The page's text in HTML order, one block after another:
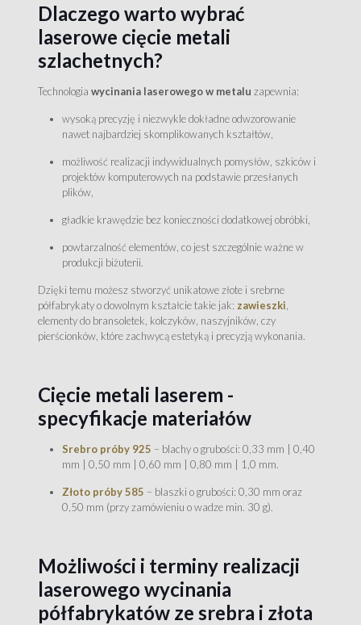
Dlaczego warto wybrać
laserowe cięcie metali
szlachetnych?
Technologia wycinania laserowego w metalu zapewnia:
wysoką precyzję i niezwykle dokładne odwzorowanie
nawet najbardziej skomplikowanych kształtów,
możliwość realizacji indywidualnych pomysłów, szkiców i
projektów komputerowych na podstawie przesłanych
plików,
gładkie krawędzie bez konieczności dodatkowej obróbki,
powtarzalność elementów, co jest szczególnie ważne w
produkcji biżuterii.
Dzięki temu możesz stworzyć unikatowe złote i srebrne
półfabrykaty o dowolnym kształcie takie jak: zawieszki
elementy do bransoletek, kolczyków, naszyjników, czy
pierścionków, które zachwycą estetyką i precyzją wykonania.
Cięcie metali laserem -
specyfikacje materiałów
Srebro próby 925 – blachy o grubości: 0,33 mm | 0,40
mm | 0,50 mm | 0,60 mm | 0,80 mm | 1,0 mm.
Złoto próby 585 – blaszki o grubości: 0,30 mm oraz
0,50 mm (przy zamówieniu o wadze min. 30 g).
Możliwości i terminy realizacji
laserowego wycinania
półfabrykatów ze srebra i złota